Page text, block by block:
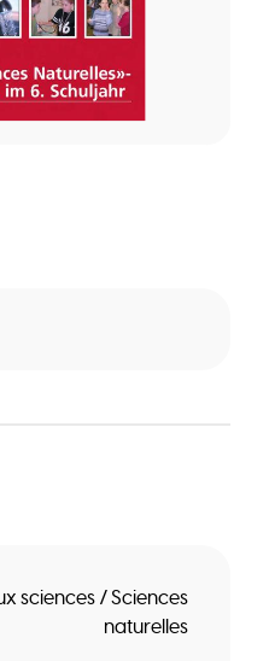
sciences / Sciences
naturelles